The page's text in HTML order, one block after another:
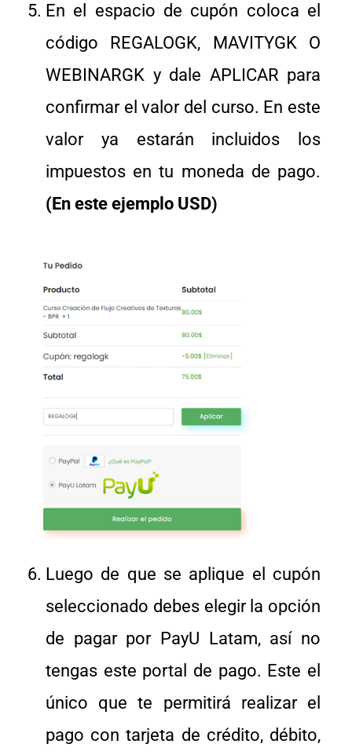
En el espacio de cupón coloca el
código REGALOGK, MAVITYGK O
WEBINARGK y dale APLICAR para
confirmar el valor del curso. En este
valor ya estarán incluidos los
impuestos en tu moneda de pago.
(En este ejemplo USD)
Luego de que se aplique el cupón
seleccionado debes elegir la opción
de pagar por PayU Latam, así no
tengas este portal de pago. Este el
único que te permitirá realizar el
pago con tarjeta de crédito, débito,